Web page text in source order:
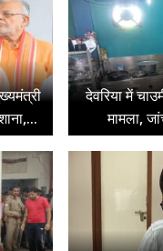
देवरिया में
मामला,